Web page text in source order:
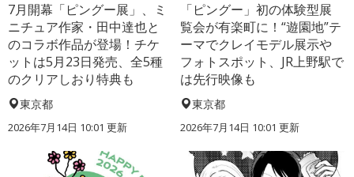
7月開幕「ピングー展」、ミ
ニチュア作家・田中達也と
のコラボ作品が登場！チケ
ットは5月23日発売、全5種
のクリアしおり特典も
東京都
2026年7月14日 10:01 更新
「ピングー」初の体験型展
覧会が有楽町に！“遊園地”テ
ーマでクレイモデル展示や
フォトスポット、JR上野駅で
は先行映像も
東京都
2026年7月14日 10:01 更新